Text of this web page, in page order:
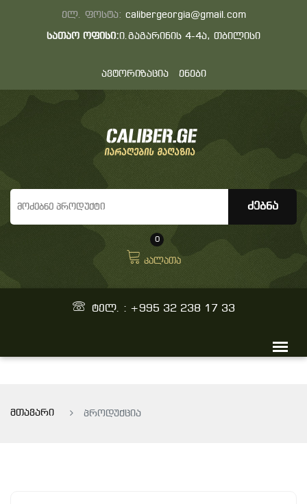
ელ. ფოსტა: calibergeorgia@gmail.com
სათაო ოფისი:ი.გაგარინის 4-4ა, თბილისი
ავტორიზაცია ენები
0
კალათა
ტელ. : +995 32 238 17 33
მთავარი პროდუქცია